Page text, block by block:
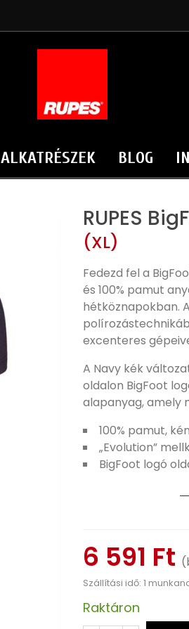
ALKATRÉSZEK BLOG
RUPES
(XL)
Fedezd fel a
és 100% pamut
hétköznapokban.
excenteres
A Navy kék
oldalon BigFoot
alapanyag, amely
100% pamut,
„Evolution”
BigFoot logó
6 591 Ft
Szállítási idő: 1
Raktáron